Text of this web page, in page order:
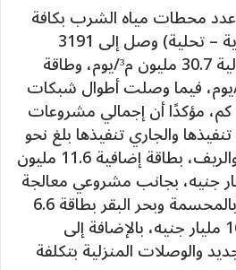
محطات مياه الشرب بكافة
أنواعها (سطحية – ارتوازية – تحلية) وصل إلى 3191
محطة بطاقة إنتاجية حالية 30.7 مليون م³/يوم، وطاقة
44 مليون م³/يوم، فيما وصلت أطوال شبكات
نحو 181 ألف كم، مؤكدًا أن إجمالي مشروعات
والجاري تنفيذها بلغ نحو
3180 مشروعًا بالحضر والريف، بطاقة إضافية 11.6 مليون
وبتكلفة 395 مليار جنيه، بجانب مشروعي معالجة
مياه المصارف الزراعية بالمحسمة وبحر البقر بطاقة 6.6
مليون م³/يوم وبتكلفة 16 مليار جنيه، بالإضافة إلى
والوصلات المنزلية بتكلفة